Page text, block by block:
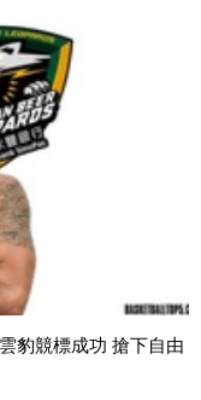
豹競標成功 搶下自由